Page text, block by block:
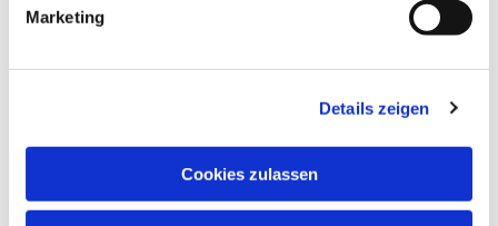
Marketing
Details zeigen
Cookies zulassen
Dies könnte Sie auch
interessieren